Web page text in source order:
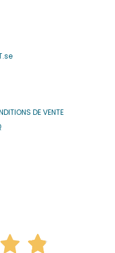
DE VENTE